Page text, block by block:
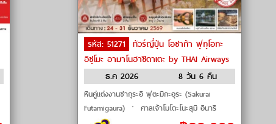
รหัส: 51271 ทัวร์ญี่ปุ่น โอซาก้า ฟุกุโอกะ
อิซุโมะ อามาโนฮาชิดาเตะ by THAI Airways
ธ.ค 2026
8 วัน 6 คืน
หินคู่แต่งงานซากุระอิ ฟุตะมิกะอุระ (Sakurai
Futamigaura) ㆍ ศาลเจ้าโมโตะโนะสุมิ อินาริ